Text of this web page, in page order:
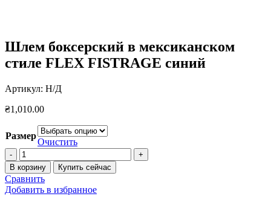
Шлем боксерский в мексиканском
стиле FLEX FISTRAGE синий
Артикул: Н/Д
₴1,010.00
Размер
Очистить
Количество
товара
Шлем
боксерский
в
В корзину Купить сейчас
Сравнить
Добавить в избранное